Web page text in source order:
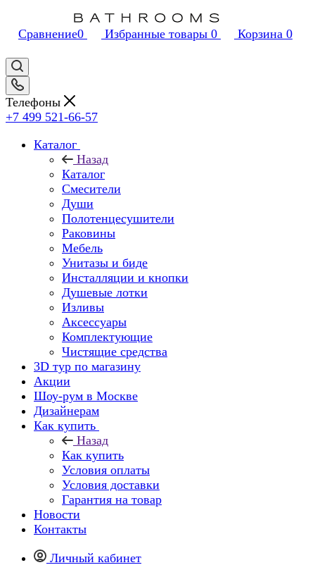
Сравнение0 Избранные товары 0 Корзина 0
Телефоны
+7 499 521-66-57
Каталог
Назад
Каталог
Смесители
Души
Полотенцесушители
Раковины
Мебель
Унитазы и биде
Инсталляции и кнопки
Душевые лотки
Изливы
Аксессуары
Комплектующие
Чистящие средства
3D тур по магазину
Акции
Шоу-рум в Москве
Дизайнерам
Как купить
Назад
Как купить
Условия оплаты
Условия доставки
Гарантия на товар
Новости
Контакты
Личный кабинет